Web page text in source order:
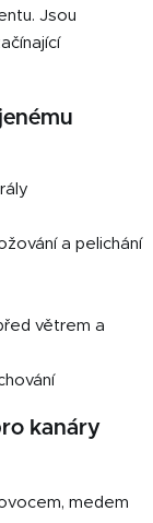
Jsou
a pelichání
větrem a
kanáry
medem